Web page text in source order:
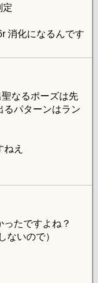
定
消化になるんです
なるポーズは先
るパターンはラン
え
たですよね？
ないので）